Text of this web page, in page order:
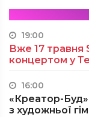
19:00
Вже 17 травня
концертом у
16:00
«Креатор-
з художньої